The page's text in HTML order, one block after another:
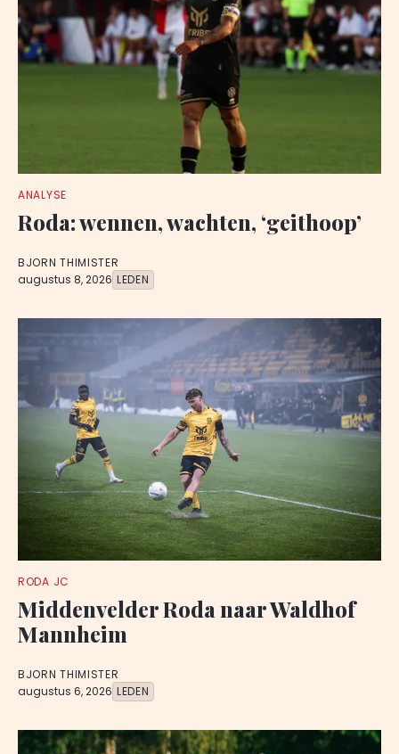
ANALYSE
Roda: wennen, wachten, ‘geithoop’
BJORN THIMISTER
augustus 8, 2026 LEDEN
RODA JC
Middenvelder Roda naar Waldhof
Mannheim
BJORN THIMISTER
augustus 6, 2026 LEDEN